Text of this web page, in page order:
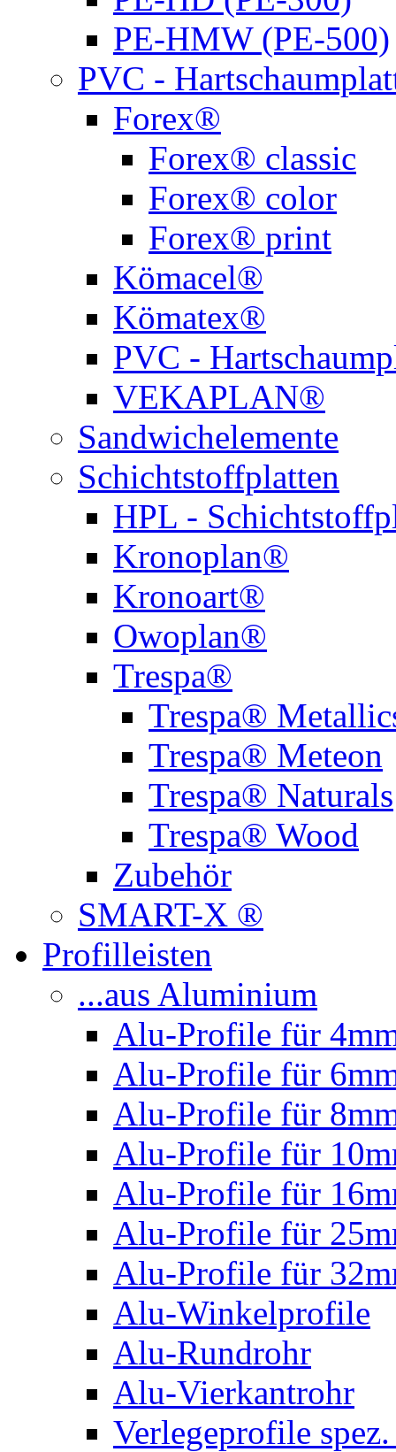
PE-HMW (PE-500)
PVC -
Forex®
Forex® classic
Forex® color
Forex® print
Kömacel®
Kömatex®
PVC -
VEKAPLAN®
Sandwichelemente
Schichtstoffplatten
HPL -
Kronoplan®
Kronoart®
Owoplan®
Trespa®
Trespa®
Trespa® Meteon
Trespa® Naturals
Trespa® Wood
Zubehör
SMART-X ®
Profilleisten
...aus Aluminium
Alu-Profile für
Alu-Profile für
Alu-Profile für
Alu-Profile für
Alu-Profile für
Alu-Profile für
Alu-Profile für
Alu-Winkelprofile
Alu-Rundrohr
Alu-Vierkantrohr
Verlegeprofile